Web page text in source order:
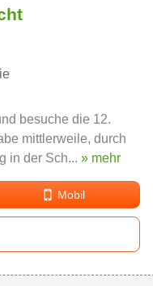
besuche die 12.
mittlerweile, durch
in der Sch... » mehr
Mobil